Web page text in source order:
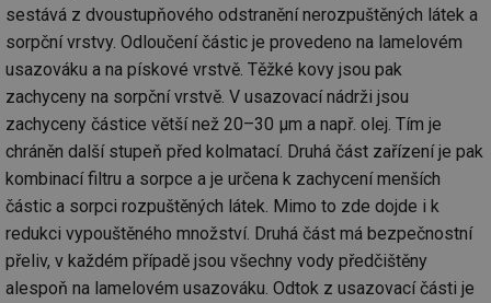
sestává z dvoustupňového odstranění nerozpuštěných látek a
sorpční vrstvy. Odloučení částic je provedeno na lamelovém
usazováku a na pískové vrstvě. Těžké kovy jsou pak
zachyceny na sorpční vrstvě. V usazovací nádrži jsou
zachyceny částice větší než 20–30 μm a např. olej. Tím je
chráněn další stupeň před kolmatací. Druhá část zařízení je pak
kombinací filtru a sorpce a je určena k zachycení menších
částic a sorpci rozpuštěných látek. Mimo to zde dojde i k
redukci vypouštěného množství. Druhá část má bezpečnostní
přeliv, v každém případě jsou všechny vody předčištěny
alespoň na lamelovém usazováku. Odtok z usazovací části je